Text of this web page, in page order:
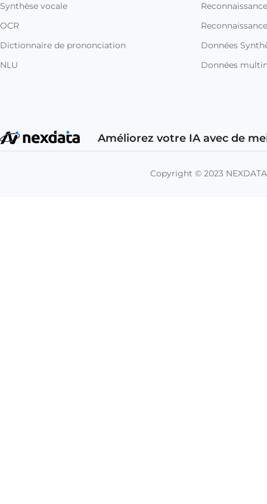
Synthèse vocale
OCR
Dictionnaire de prononciation
NLU
Données
Données
Améliorez votre IA avec de
Copyright © 2023 NEXDATA